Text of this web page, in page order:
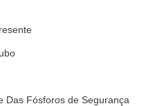
Das Fósforos de Segurança